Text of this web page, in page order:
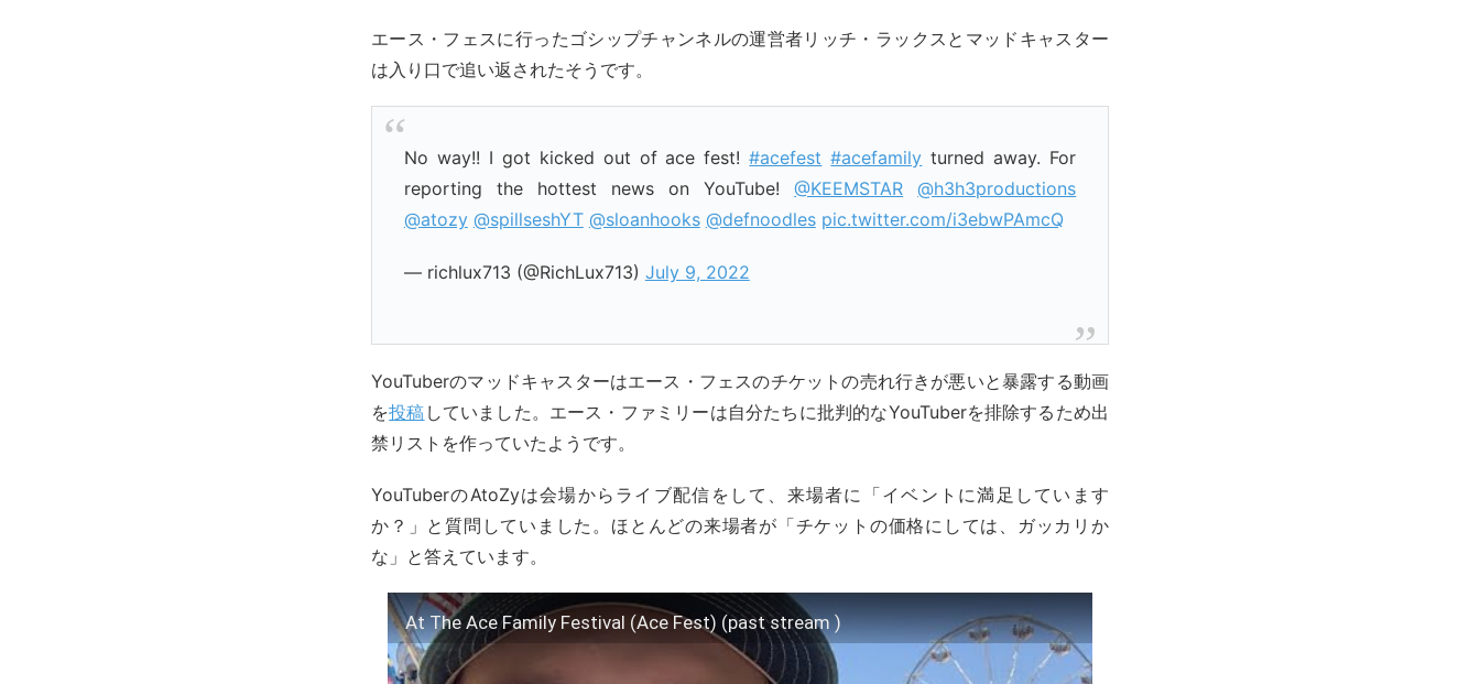
エース・フェスに行ったゴシップチャンネルの運営者リッチ・ラックスとマッドキャスター
は入り口で追い返されたそうです。
No way!! I got kicked out of ace fest!#acefest #acefamily turned away. For
reporting the hottest news on YouTube!@KEEMSTAR
@h3h3productions
@atozy @spillseshYT @sloanhooks @defnoodles pic.twitter.com/i3ebwPAmcQ
— richlux713 (@RichLux713) July 9, 2022
YouTuberのマッドキャスターはエース・フェスのチケットの売れ行きが悪いと暴露する動画
を投稿 していました。エース・ファミリーは自分たちに批判的なYouTuberを排除するため出
禁リストを作っていたようです。
YouTuberのAtoZyは会場からライブ配信をして、来場者に「イベントに満足しています
か？」と質問していました。ほとんどの来場者が「チケットの価格にしては、ガッカリか
な」と答えています。
At The Ace Family Festival (Ace Fest) (past stream )